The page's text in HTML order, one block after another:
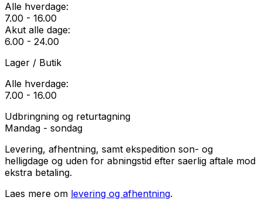
Alle hverdage:
7.00 - 16.00
Akut alle dage:
6.00 - 24.00
Lager / Butik
Alle hverdage:
7.00 - 16.00
Udbringning og returtagning
Mandag - sondag
Levering, afhentning, samt ekspedition son- og
helligdage og uden for abningstid efter saerlig aftale mod
ekstra betaling.
Laes mere om levering og afhentning.